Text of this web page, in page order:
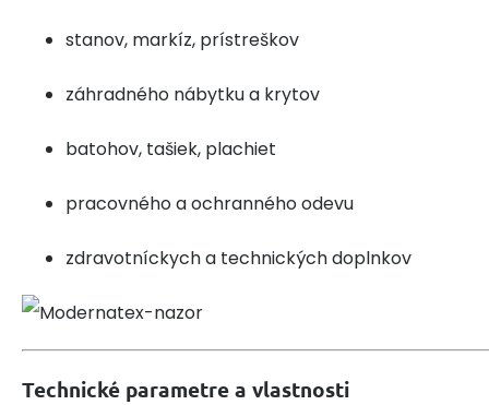
stanov, markíz, prístreškov
záhradného nábytku a krytov
batohov, tašiek, plachiet
pracovného a ochranného odevu
zdravotníckych a technických doplnkov
Technické parametre a vlastnosti